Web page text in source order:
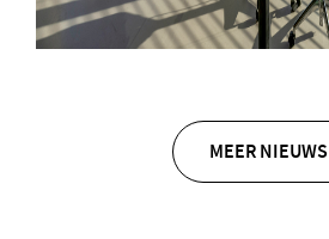
MEER NIEUWS